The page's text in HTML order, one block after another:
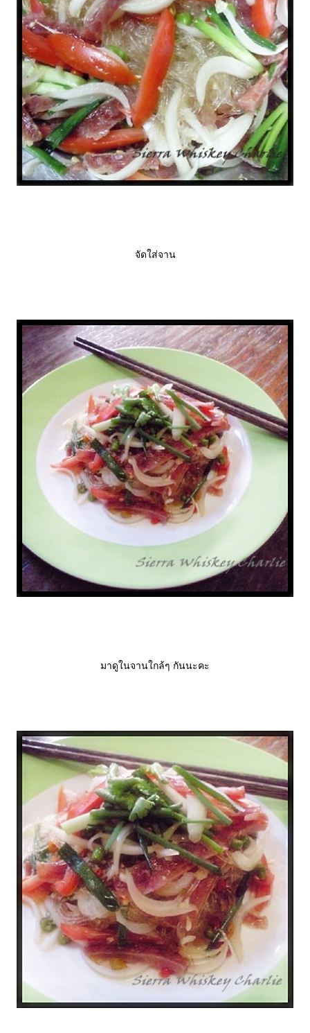
จัดใส่จาน
มาดูในจานใกล้ๆ กันนะคะ